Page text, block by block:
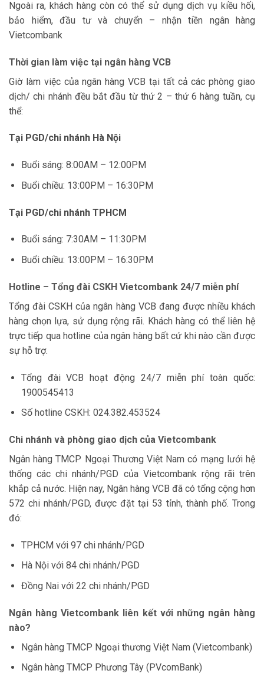
Ngoài ra, khách hàng còn có thể sử dụng dịch vụ kiều hối,
bảo hiểm, đầu tư và chuyển – nhận tiền ngân hàng
Vietcombank
Thời gian làm việc tại ngân hàng VCB
Giờ làm việc của ngân hàng VCB tại tất cả các phòng giao
dịch/ chi nhánh đều bắt đầu từ thứ 2 – thứ 6 hàng tuần, cụ
thể:
Tại PGD/chi nhánh Hà Nội
Buổi sáng: 8:00AM – 12:00PM
Buổi chiều: 13:00PM – 16:30PM
Tại PGD/chi nhánh TPHCM
Buổi sáng: 7:30AM – 11:30PM
Buổi chiều: 13:00PM – 16:30PM
Hotline – Tổng đài CSKH Vietcombank 24/7 miễn phí
Tổng đài CSKH của ngân hàng VCB đang được nhiều khách
hàng chọn lựa, sử dụng rộng rãi. Khách hàng có thể liên hệ
trực tiếp qua hotline của ngân hàng bất cứ khi nào cần được
sự hỗ trợ.
Tổng đài VCB hoạt động 24/7 miễn phí toàn quốc:
1900545413
Số hotline CSKH: 024.382.453524
Chi nhánh và phòng giao dịch của Vietcombank
Ngân hàng TMCP Ngoại Thương Việt Nam có mạng lưới hệ
thống các chi nhánh/PGD của Vietcombank rộng rãi trên
khắp cả nước. Hiện nay, Ngân hàng VCB đã có tổng cộng hơn
572 chi nhánh/PGD, được đặt tại 53 tỉnh, thành phố. Trong
đó:
TPHCM với 97 chi nhánh/PGD
Hà Nội với 84 chi nhánh/PGD
Đồng Nai với 22 chi nhánh/PGD
Ngân hàng Vietcombank liên kết với những ngân hàng
nào?
Ngân hàng TMCP Ngoại thương Việt Nam (Vietcombank)
Ngân hàng TMCP Phương Tây (PVcomBank)